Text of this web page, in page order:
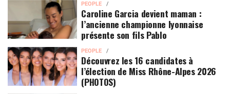
PEOPLE
Caroline Garcia devient maman :
l’ancienne championne lyonnaise
présente son fils Pablo
PEOPLE
Découvrez les 16 candidates à
l’élection de Miss Rhône-Alpes 2026
(PHOTOS)